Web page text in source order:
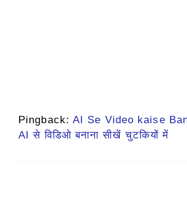
Pingback: AI Se Video kaise
AI से विडिओ बनाना सीखें चुटकियों में